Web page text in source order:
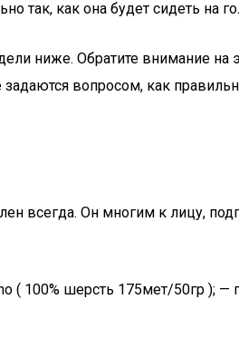
так, как она будет сидеть на
ниже. Обратите внимание
вопросом, как
всегда. Он многим к лицу,
100% шерсть 175мет/50гр );